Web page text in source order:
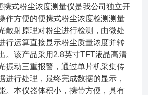
携式粉尘浓度测量仪是我公司独立开
作方便的便携式粉尘浓度检测测量
散射原理对粉尘进行检测，由微处
行运算直接显示粉尘质量浓度并转
。该产品采用2.8英寸TFT液晶高清
振动三重报警，通过单片机采集传
进行处理，最终完成数据的显示，
。本仪器体积小，携带方便，具有